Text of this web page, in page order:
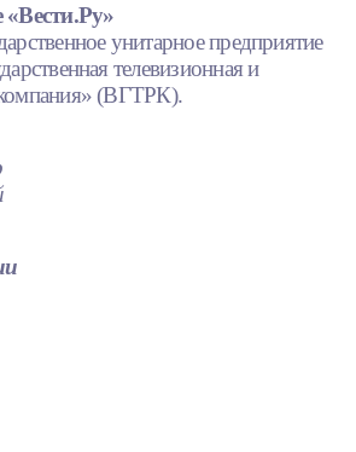
«Вести.Ру»
унитарное предприятие
телевизионная и
(ВГТРК).